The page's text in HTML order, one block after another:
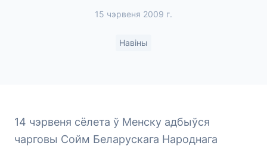
15 чэрвеня 2009 г.
Навіны
14 чэрвеня сёлета ў Менску адбыўся
чарговы Сойм Беларускага Народнага